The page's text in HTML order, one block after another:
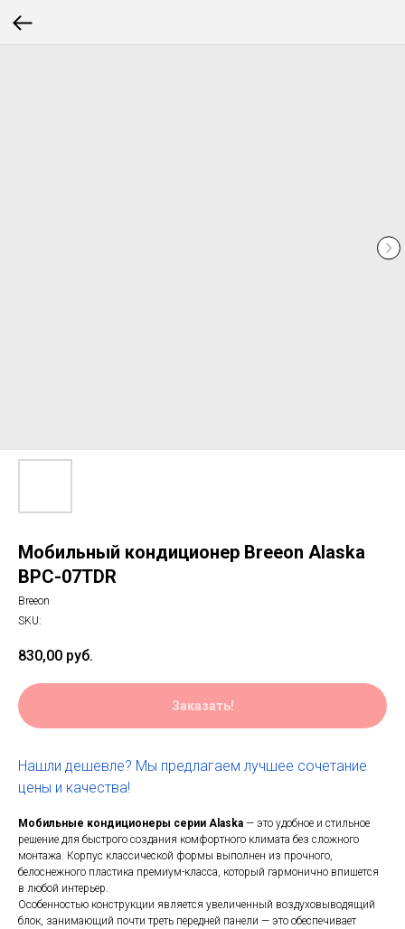
Мобильный кондиционер Breeon Alaska
BPC-07TDR
Breeon
SKU:
830,00 руб.
Заказать!
Нашли дешевле? Мы предлагаем лучшее сочетание
цены и качества!
Мобильные кондиционеры серии Alaska — это удобное и стильное
решение для быстрого создания комфортного климата без сложного
монтажа. Корпус классической формы выполнен из прочного,
белоснежного пластика премиум-класса, который гармонично впишется
в любой интерьер.
Особенностью конструкции является увеличенный воздуховыводящий
блок, занимающий почти треть передней панели — это обеспечивает